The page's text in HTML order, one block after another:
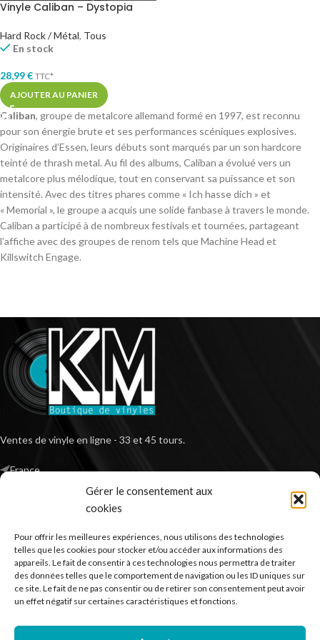
Gérer le consentement aux
cookies
Pour offrir les meilleures expériences, nous utilisons des technologies
telles que les cookies pour stocker et/ou accéder aux informations des
appareils. Le fait de consentir à ces technologies nous permettra de traiter
des données telles que le comportement de navigation ou les ID uniques sur
ce site. Le fait de ne pas consentir ou de retirer son consentement peut avoir
un effet négatif sur certaines caractéristiques et fonctions.
Vinyle Caliban – Dystopia
Hard Rock / Métal, Tous
En stock
28,99€ TTC*
AJOUTER AU PANIER
Caliban, groupe de metalcore allemand formé en 1997, est reconnu
pour son énergie brute et ses performances scéniques explosives.
Originaires d’Essen, leurs débuts sont marqués par un son hardcore
teinté de thrash metal. Au fil des albums, Caliban a évolué vers un
metalcore plus mélodique, tout en conservant sa puissance et son
intensité. Avec des titres phares comme « Ich hasse dich » et
« Memorial », le groupe a acquis une solide fanbase à travers le monde.
Caliban a participé à de nombreux festivals et tournées, partageant
l’affiche avec des groupes de renom tels que Machine Head et
Killswitch Engage.
Ventes de vinyle en ligne - 33 et 45 tours.
France
Mail : contact@kilm-music.com
*TVA non applicable – article 293 B du CGI
RECHERCHER DES PRODUITS